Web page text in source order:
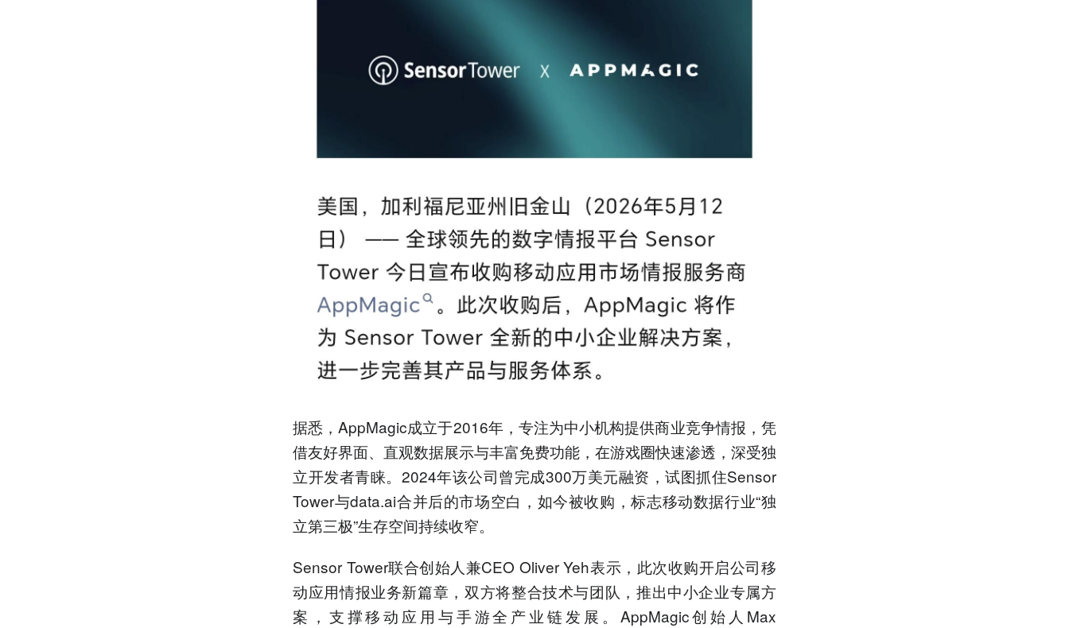
据悉，AppMagic成立于2016年，专注为中小机构提供商业竞争情报，凭
借友好界面、直观数据展示与丰富免费功能，在游戏圈快速渗透，深受独
立开发者青睐。2024年该公司曾完成300万美元融资，试图抓住Sensor
Tower与data.ai合并后的市场空白，如今被收购，标志移动数据行业“独
立第三极”生存空间持续收窄。
Sensor Tower联合创始人兼CEO Oliver Yeh表示，此次收购开启公司移
动应用情报业务新篇章，双方将整合技术与团队，推出中小企业专属方
案，支撑移动应用与手游全产业链发展。AppMagic创始人Max